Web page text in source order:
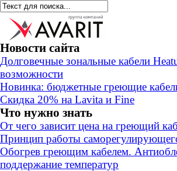
Новости сайта
Долговечные зональные кабели
возможности
Новинка: бюджетные греющие
Скидка 20% на Lavita и Fine
Что нужно знать
От чего зависит цена на греющий
Принцип работы
Обогрев греющим кабелем.
поддержание температур